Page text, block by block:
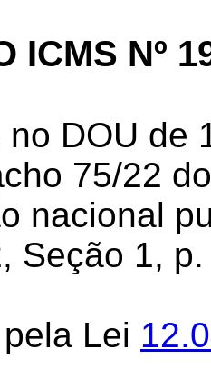
ICMS Nº
no DOU de
75/22
nacional
Seção 1,
Lei